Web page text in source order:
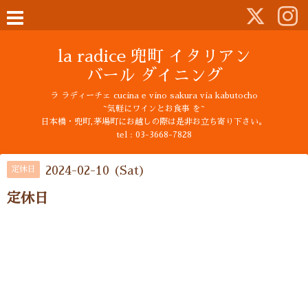
la radice 兜町 イタリアン
バール ダイニング
ラ ラディーチェ cucina e vino sakura via kabutocho
~気軽にワインとお食事 を~
日本橋・兜町,茅場町にお越しの際は是非お立ち寄り下さい。
tel : 03-3668-7828
定休日 2024-02-10 (Sat)
定休日